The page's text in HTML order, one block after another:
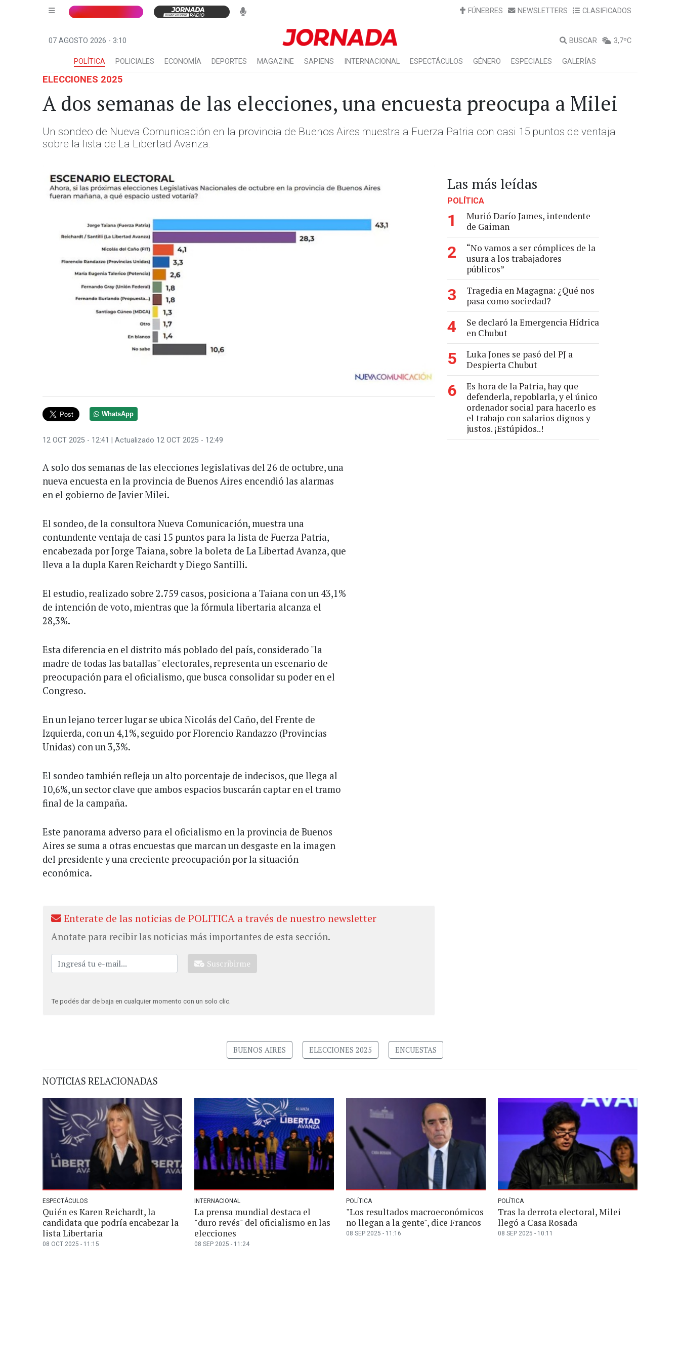
FÚNEBRES NEWSLETTERS CLASIFICADOS
07 AGOSTO 2026 - 3:10 BUSCAR 3,7ºC
POLÍTICA POLICIALES ECONOMÍA DEPORTES MAGAZINE SAPIENS INTERNACIONAL ESPECTÁCULOS GÉNERO ESPECIALES GALERÍAS
ELECCIONES 2025
A dos semanas de las elecciones, una encuesta preocupa a Milei
Un sondeo de Nueva Comunicación en la provincia de Buenos Aires muestra a Fuerza Patria con casi 15 puntos de ventaja
sobre la lista de La Libertad Avanza.
WhatsApp
12 OCT 2025 - 12:41 | Actualizado 12 OCT 2025 - 12:49
A solo dos semanas de las elecciones legislativas del 26 de octubre, una
nueva encuesta en la provincia de Buenos Aires encendió las alarmas
en el gobierno de Javier Milei.
El sondeo, de la consultora Nueva Comunicación, muestra una
contundente ventaja de casi 15 puntos para la lista de Fuerza Patria,
encabezada por Jorge Taiana, sobre la boleta de La Libertad Avanza, que
lleva a la dupla Karen Reichardt y Diego Santilli.
El estudio, realizado sobre 2.759 casos, posiciona a Taiana con un 43,1%
de intención de voto, mientras que la fórmula libertaria alcanza el
28,3%.
Esta diferencia en el distrito más poblado del país, considerado "la
madre de todas las batallas" electorales, representa un escenario de
preocupación para el oficialismo, que busca consolidar su poder en el
Congreso.
En un lejano tercer lugar se ubica Nicolás del Caño, del Frente de
Izquierda, con un 4,1%, seguido por Florencio Randazzo (Provincias
Unidas) con un 3,3%.
El sondeo también refleja un alto porcentaje de indecisos, que llega al
10,6%, un sector clave que ambos espacios buscarán captar en el tramo
final de la campaña.
Este panorama adverso para el oficialismo en la provincia de Buenos
Aires se suma a otras encuestas que marcan un desgaste en la imagen
del presidente y una creciente preocupación por la situación
económica.
Enterate de las noticias de POLITICA a través de nuestro newsletter
Anotate para recibir las noticias más importantes de esta sección.
Suscribirme
Te podés dar de baja en cualquier momento con un solo clic.
Las más leídas
POLÍTICA
1
Murió Darío James, intendente
de Gaiman
2
“No vamos a ser cómplices de la
usura a los trabajadores
públicos”
3
Tragedia en Magagna: ¿Qué nos
pasa como sociedad?
4
Se declaró la Emergencia Hídrica
en Chubut
5
Luka Jones se pasó del PJ a
Despierta Chubut
6
Es hora de la Patria, hay que
defenderla, repoblarla, y el único
ordenador social para hacerlo es
el trabajo con salarios dignos y
justos. ¡Estúpidos..!
BUENOS AIRES ELECCIONES 2025 ENCUESTAS
NOTICIAS RELACIONADAS
ESPECTÁCULOS
Quién es Karen Reichardt, la
candidata que podría encabezar la
lista Libertaria
08 OCT 2025 - 11:15
INTERNACIONAL
La prensa mundial destaca el
"duro revés" del oficialismo en las
elecciones
08 SEP 2025 - 11:24
POLÍTICA
"Los resultados macroeconómicos
no llegan a la gente", dice Francos
08 SEP 2025 - 11:16
POLÍTICA
Tras la derrota electoral, Milei
llegó a Casa Rosada
08 SEP 2025 - 10:11